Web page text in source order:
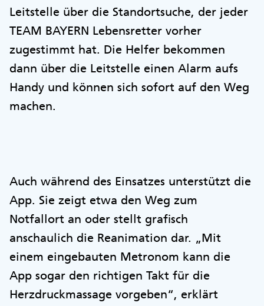
Leitstelle über die Standortsuche, der jeder
TEAM BAYERN Lebensretter vorher
zugestimmt hat. Die Helfer bekommen
dann über die Leitstelle einen Alarm aufs
Handy und können sich sofort auf den Weg
machen.
Auch während des Einsatzes unterstützt die
App. Sie zeigt etwa den Weg zum
Notfallort an oder stellt grafisch
anschaulich die Reanimation dar. „Mit
einem eingebauten Metronom kann die
App sogar den richtigen Takt für die
Herzdruckmassage vorgeben“, erklärt